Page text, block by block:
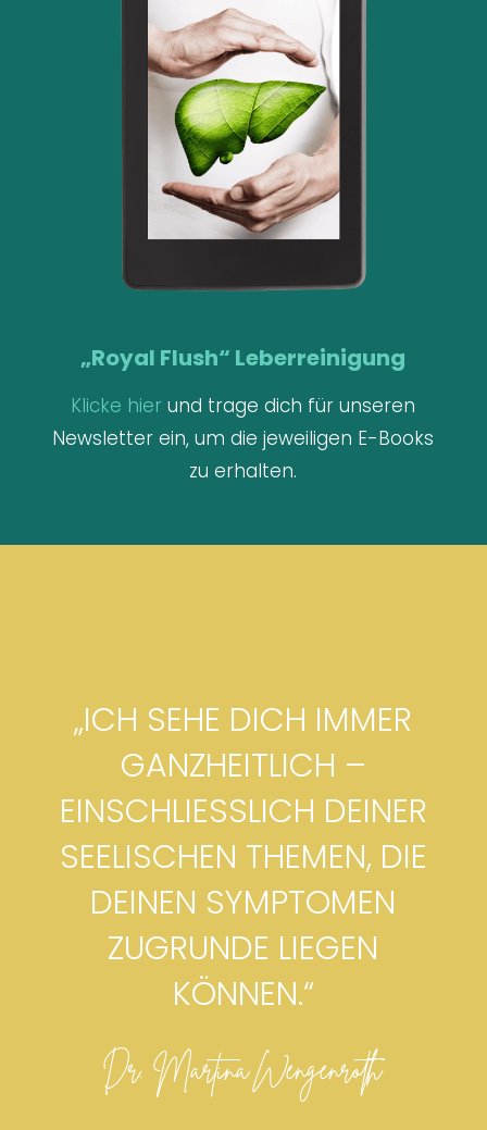
„Royal Flush“ Leberreinigung
Klicke hier und trage dich für unseren
Newsletter ein, um die jeweiligen E-Books
zu erhalten.
„ICH SEHE DICH IMMER
GANZHEITLICH –
EINSCHLIESSLICH DEINER S
EELISCHEN THEMEN, DIE D
EINEN SYMPTOMEN Z
UGRUNDE LIEGEN K
ÖNNEN.“
Dr. Martina Wengenroth